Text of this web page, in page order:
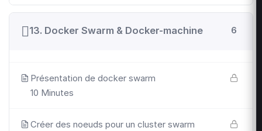
13. Docker Swarm & Docker-machine 6
Présentation de docker swarm
10 Minutes
Créer des noeuds pour un cluster swarm